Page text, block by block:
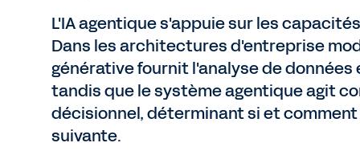
L'IA agentique s'appuie sur les
Dans les architectures d'entreprise
générative fournit l'analyse de données
tandis que le système agentique agit
décisionnel, déterminant si et
suivante.